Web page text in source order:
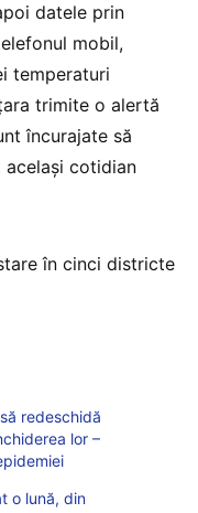
datele prin
mobil,
temperaturi
trimite o alertă
încurajate să
cotidian
în cinci districte
redeschidă
lor –
o lună, din